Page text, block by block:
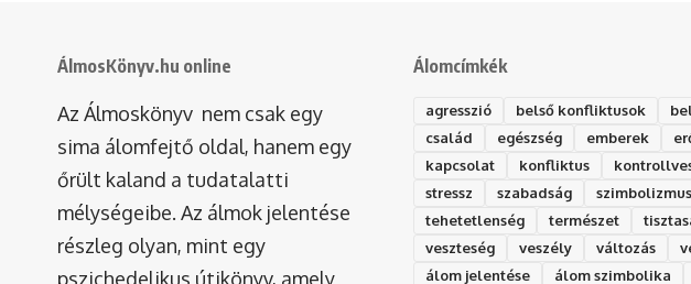
ÁlmosKönyv.hu online
Az Álmoskönyv nem csak egy
sima álomfejtő oldal, hanem egy
őrült kaland a tudatalatti
mélységeibe. Az álmok jelentése
részleg olyan, mint egy
pszichedelikus útikönyv, amely
Álomcímkék
agresszió belső konfliktusok
család
egészség emberek
kapcsolat
konfliktus
stressz
szabadság szimbolizmus
tehetetlenség
természet
veszteség
veszély változás
álom jelentése
álom szimbolika